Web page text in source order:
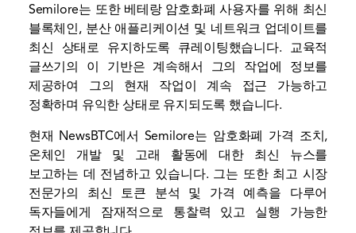
Semilore는 또한 베테랑 암호화폐 사용자를 위해 최신
블록체인, 분산 애플리케이션 및 네트워크 업데이트를
최신 상태로 유지하도록 큐레이팅했습니다. 교육적
글쓰기의 이 기반은 계속해서 그의 작업에 정보를
제공하여 그의 현재 작업이 계속 접근 가능하고
정확하며 유익한 상태로 유지되도록 했습니다.
현재 NewsBTC에서 Semilore는 암호화폐 가격 조치,
온체인 개발 및 고래 활동에 대한 최신 뉴스를
보고하는 데 전념하고 있습니다. 그는 또한 최고 시장
전문가의 최신 토큰 분석 및 가격 예측을 다루어
독자들에게 잠재적으로 통찰력 있고 실행 가능한